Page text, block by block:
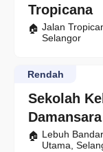
Tropicana
Jalan
Selangor
Sekolah
Damansara
Rendah
Lebuh
Utama,